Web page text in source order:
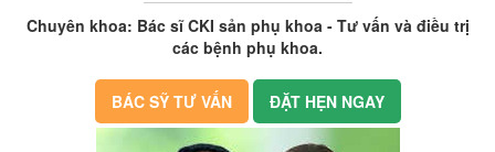
Chuyên khoa: Bác sĩ CKI sản phụ khoa - Tư vấn và điều trị
các bệnh phụ khoa.
BÁC SỸ TƯ VẤN ĐẶT HẸN NGAY